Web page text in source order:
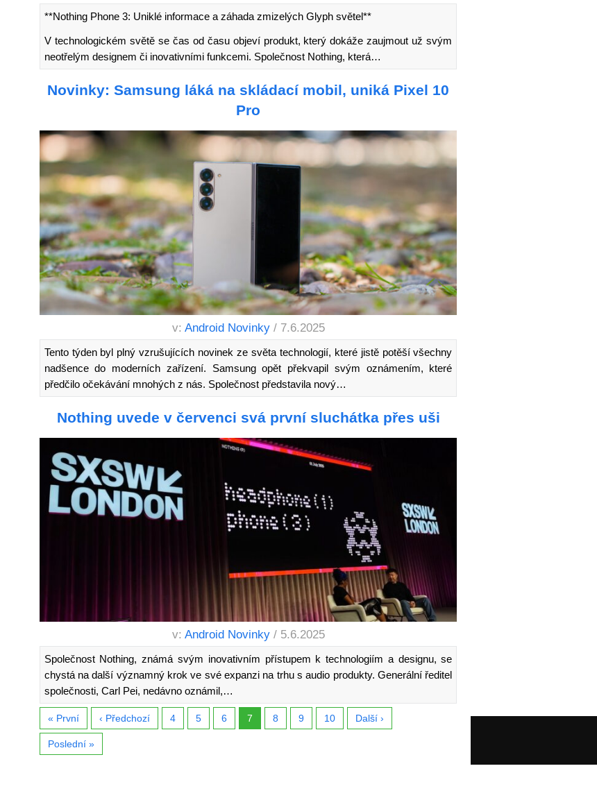
**Nothing Phone 3: Uniklé informace a záhada zmizelých Glyph světel**
V technologickém světě se čas od času objeví produkt, který dokáže zaujmout už svým
neotřelým designem či inovativními funkcemi. Společnost Nothing, která…
Novinky: Samsung láká na skládací mobil, uniká Pixel 10
Pro
v: Android Novinky / 7.6.2025
Tento týden byl plný vzrušujících novinek ze světa technologií, které jistě potěší všechny
nadšence do moderních zařízení. Samsung opět překvapil svým oznámením, které
předčilo očekávání mnohých z nás. Společnost představila nový…
Nothing uvede v červenci svá první sluchátka přes uši
v: Android Novinky / 5.6.2025
Společnost Nothing, známá svým inovativním přístupem k technologiím a designu, se
chystá na další významný krok ve své expanzi na trhu s audio produkty. Generální ředitel
společnosti, Carl Pei, nedávno oznámil,…
« První ‹ Předchozí 4 5 6 7 8 9 10 Další ›
Poslední »